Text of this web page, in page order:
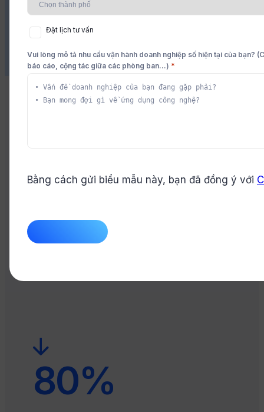
70%
80%
tư
Đặt lịch tư vấn
Vui lòng mô tả nhu cầu vận hành doanh nghiệp số hiện tại của bạn?
báo cáo, cộng tác giữa các phòng ban...) *
Bằng cách gửi biểu mẫu này, bạn đã đồng ý với